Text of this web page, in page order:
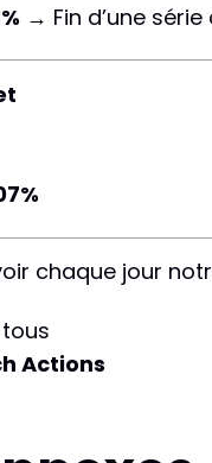
→ Fin d’une
chaque jour
Actions